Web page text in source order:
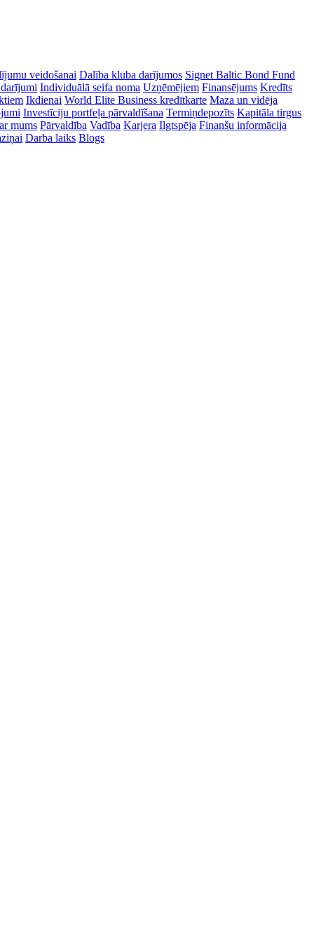
veidošanai Dalība kluba darījumos Signet Baltic Bond Fund
Individuālā seifa noma Uzņēmējiem Finansējums Kredīts
Ikdienai World Elite Business kredītkarte Maza un vidēja
Investīciju portfeļa pārvaldīšana Termiņdepozīts Kapitāla tirgus
mums Pārvaldība Vadība Karjera Ilgtspēja Finanšu informācija
Darba laiks Blogs